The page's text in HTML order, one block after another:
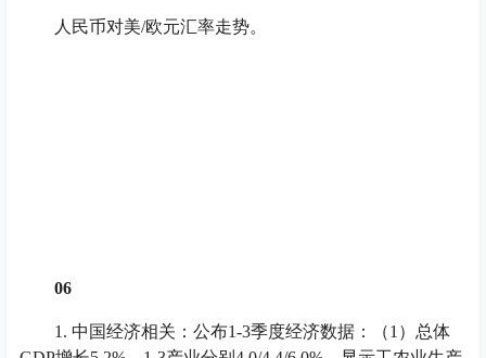
人民币对美/欧元汇率走势。
06
1. 中国经济相关：公布1-3季度经济数据：（1）总体